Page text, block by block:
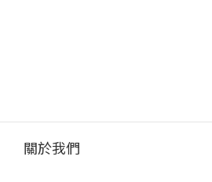
關於我們